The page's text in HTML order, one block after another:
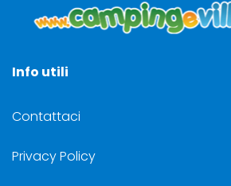
Info utili
Contattaci
Privacy Policy